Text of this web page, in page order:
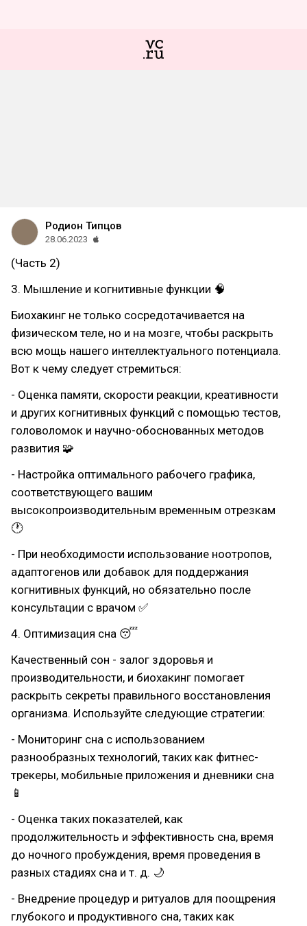
Родион Типцов
28.06.2023
(Часть 2)
3. Мышление и когнитивные функции 🧠
Биохакинг не только сосредотачивается на
физическом теле, но и на мозге, чтобы раскрыть
всю мощь нашего интеллектуального потенциала.
Вот к чему следует стремиться:
- Оценка памяти, скорости реакции, креативности
и других когнитивных функций с помощью тестов,
головоломок и научно-обоснованных методов
развития 🧩
- Настройка оптимального рабочего графика,
соответствующего вашим
высокопроизводительным временным отрезкам
🕐
- При необходимости использование ноотропов,
адаптогенов или добавок для поддержания
когнитивных функций, но обязательно после
консультации с врачом ✅
4. Оптимизация сна 😴
Качественный сон - залог здоровья и
производительности, и биохакинг помогает
раскрыть секреты правильного восстановления
организма. Используйте следующие стратегии:
- Мониторинг сна с использованием
разнообразных технологий, таких как фитнес-
трекеры, мобильные приложения и дневники сна
📱
- Оценка таких показателей, как
продолжительность и эффективность сна, время
до ночного пробуждения, время проведения в
разных стадиях сна и т. д. 🌙
- Внедрение процедур и ритуалов для поощрения
глубокого и продуктивного сна, таких как